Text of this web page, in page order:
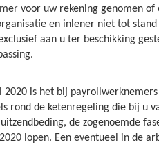
voor uw rekening genomen
en inlener niet tot
aan u ter beschikking
2020 is het bij
rond de ketenregeling die bij u
de zogenoemde
lopen. Een eventueel in de